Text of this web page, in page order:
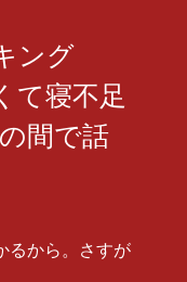
ング
て寝不足
間で話
るから。さすが